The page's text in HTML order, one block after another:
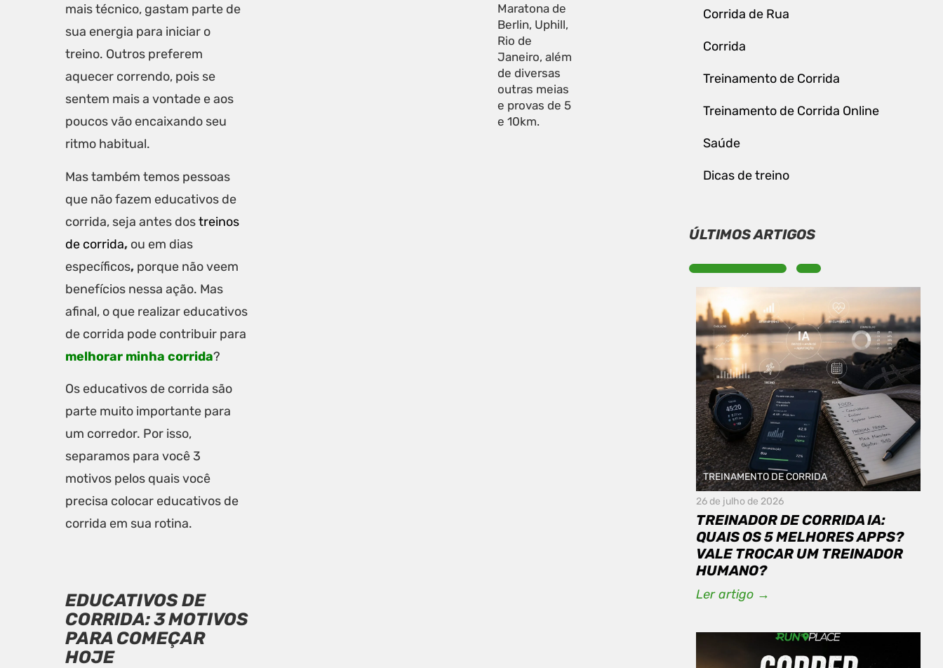
mais técnico, gastam parte de
sua energia para iniciar o
treino. Outros preferem
aquecer correndo, pois se
sentem mais a vontade e aos
poucos vão encaixando seu
ritmo habitual.
Mas também temos pessoas
que não fazem educativos de
corrida, seja antes dostreinos
de corrida, ou em dias
específicos, porque não veem
benefícios nessa ação. Mas
afinal, o que realizar educativos
de corrida pode contribuir para
melhorar minha corrida?
Os educativos de corrida são
parte muito importante para
um corredor. Por isso,
separamos para você 3
motivos pelos quais você
precisa colocar educativos de
corrida em sua rotina.
EDUCATIVOS DE
CORRIDA: 3 MOTIVOS
PARA COMEÇAR
HOJE
Maratona de
Berlin, Uphill,
Rio de
Janeiro, além
de diversas
outras meias
e provas de 5
e 10km.
Corrida de Rua
Corrida
Treinamento de Corrida
Treinamento de Corrida Online
Saúde
Dicas de treino
ÚLTIMOS ARTIGOS
TREINAMENTO DE CORRIDA
26 de julho de 2026
TREINADOR DE CORRIDA IA:
QUAIS OS 5 MELHORES APPS?
VALE TROCAR UM TREINADOR
HUMANO?
Ler artigo →